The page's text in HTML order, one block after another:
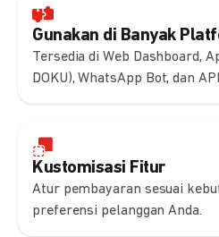
Gunakan di Banyak
Tersedia di Web Dashboard,
DOKU), WhatsApp Bot, dan
Kustomisasi Fitur
Atur pembayaran sesuai
preferensi pelanggan Anda.